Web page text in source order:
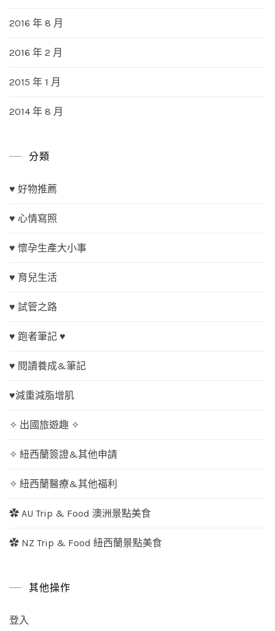
2016 年 8 月
2016 年 2 月
2015 年 1 月
2014 年 8 月
分類
♥ 好物推薦
♥ 心情寫照
♥ 懷孕生產大小事
♥ 育兒生活
♥ 試管之路
♥ 跑者筆記 ♥
♥ 閱讀養成&筆記
♥減重減脂增肌
✧ 出國旅遊趣 ✧
✧ 紐西蘭簽證&其他申請
✧ 紐西蘭醫療&其他福利
✿ AU Trip & Food 澳洲景點美食
✿ NZ Trip & Food 紐西蘭景點美食
其他操作
登入